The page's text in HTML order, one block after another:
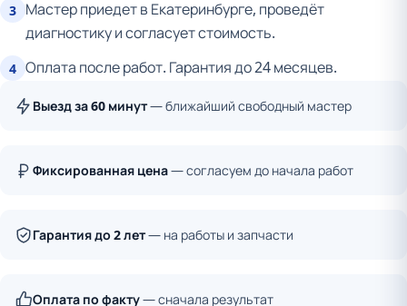
3 Мастер приедет в Екатеринбурге, проведёт
диагностику и согласует стоимость.
4 Оплата после работ. Гарантия до 24 месяцев.
Выезд за 60 минут— ближайший свободный мастер
Фиксированная цена— согласуем до начала работ
Гарантия до 2 лет— на работы и запчасти
Оплата по факту— сначала результат